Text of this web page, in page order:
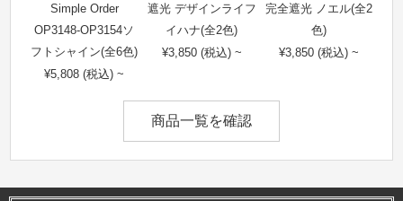
Simple Order
OP3148-OP3154ソ
フトシャイン(全6色)
¥5,808 (税込) ~
遮光 デザインライフ
イハナ(全2色)
¥3,850 (税込) ~
完全遮光 ノエル(全2
色)
¥3,850 (税込) ~
商品一覧を確認